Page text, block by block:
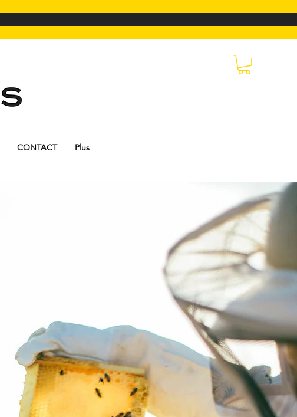
CONTACT Plus